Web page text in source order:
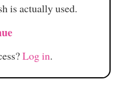
is actually used.
Log in.